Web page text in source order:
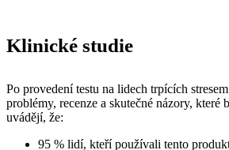
Klinické studie
Po provedení testu na lidech trpících
problémy, recenze a skutečné názory, které
uvádějí, že:
95 % lidí, kteří používali tento